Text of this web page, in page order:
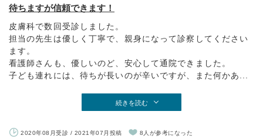
待ちますが信頼できます！
皮膚科で数回受診しました。
担当の先生は優しく丁寧で、親身になって診察してください
ます。
看護師さんも、優しいのど、安心して通院できました。
子ども連れには、待ちが長いのが辛いですが、また何かあ...
続きを読む
2020年08月受診 / 2021年07月投稿 8人が参考になった